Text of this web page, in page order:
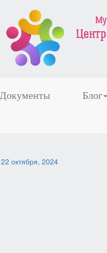
Документы Блог
22 октября, 2024